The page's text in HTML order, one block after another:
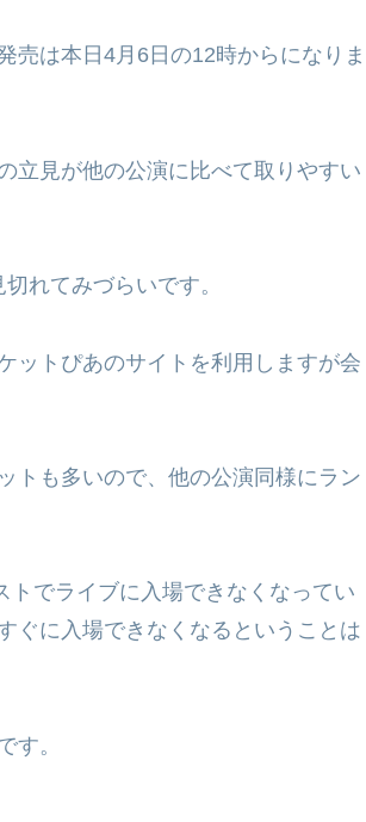
は本日4月6日の12時からになりま
立見が他の公演に比べて取りやすい
れてみづらいです。
ットぴあのサイトを利用しますが会
トも多いので、他の公演同様にラン
でライブに入場できなくなってい
ぐに入場できなくなるということは
す。